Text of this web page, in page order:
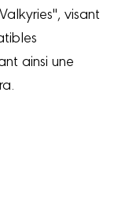
visant
ainsi une